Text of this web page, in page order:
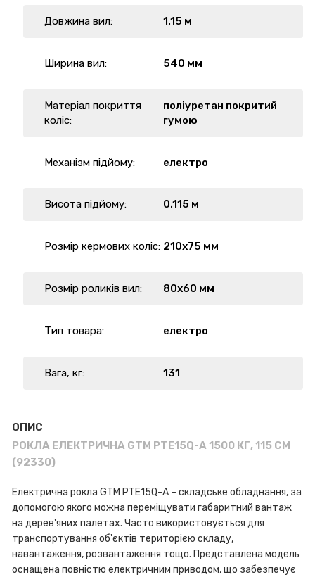
Довжина вил: 1.15 м
Ширина вил: 540 мм
Матеріал покриття
коліс:
поліуретан покритий
гумою
Механізм підйому: електро
Висота підйому: 0.115 м
Розмір кермових коліс: 210х75 мм
Розмір роликів вил: 80х60 мм
Тип товара: електро
Вага, кг: 131
ОПИС
РОКЛА ЕЛЕКТРИЧНА GTM PTE15Q-A 1500 КГ, 115 СМ
(92330)
Електрична рокла GTM PTE15Q-A – складське обладнання, за
допомогою якого можна переміщувати габаритний вантаж
на дерев'яних палетах. Часто використовується для
транспортування об'єктів територією складу,
навантаження, розвантаження тощо. Представлена модель
оснащена повністю електричним приводом, що забезпечує